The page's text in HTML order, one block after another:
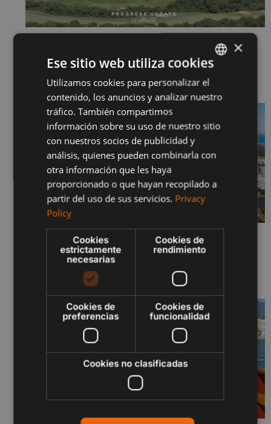
15 de julio de 2026
SERENITY JUNIO 2026 – FASES I Y II
29 de junio de 2026
Sigue leyendo "
ENGLISH
SPANISH
FRENCH
×
Ese sitio web utiliza cookies
Utilizamos cookies para personalizar el
contenido, los anuncios y analizar nuestro
tráfico. También compartimos
información sobre su uso de nuestro sitio
con nuestros socios de publicidad y
análisis, quienes pueden combinarla con
otra información que les haya
proporcionado o que hayan recopilado a
partir del uso de sus servicios. Privacy
Policy
Cookies
estrictamente
necesarias
Cookies de
rendimiento
Cookies de
preferencias
Cookies de
funcionalidad
Cookies no clasificadas